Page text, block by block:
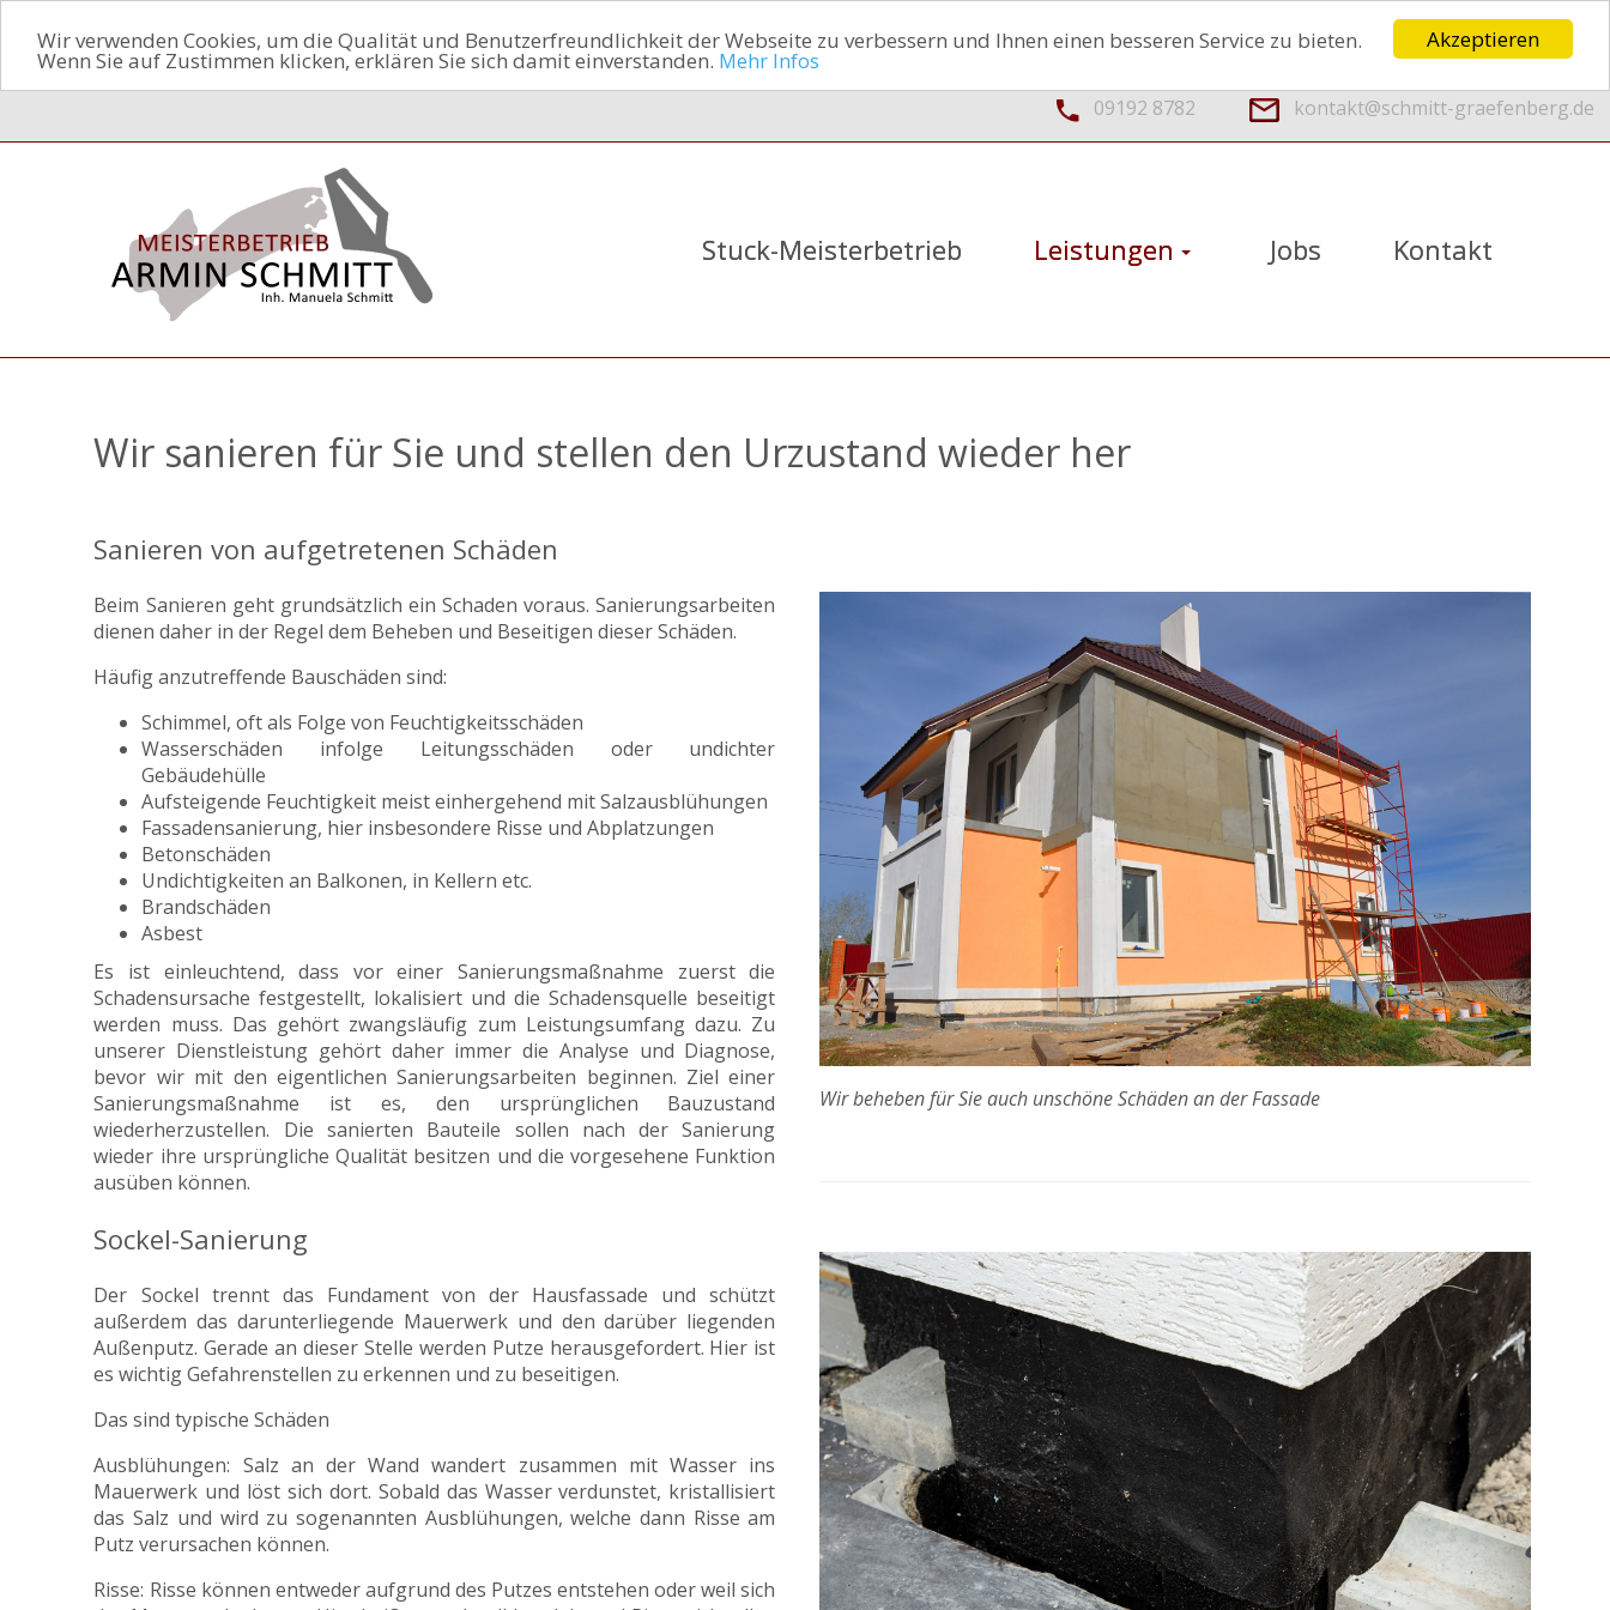
Akzeptieren
Wir verwenden Cookies, um die Qualität und Benutzerfreundlichkeit der Webseite zu verbessern und Ihnen einen besseren Service zu bieten.
Wenn Sie auf Zustimmen klicken, erklären Sie sich damit einverstanden. Mehr Infos
09192 8782
kontakt@schmitt-graefenberg.de
Stuck-Meisterbetrieb Leistungen Jobs Kontakt
Wir sanieren für Sie und stellen den Urzustand wieder her
Sanieren von aufgetretenen Schäden
Beim Sanieren geht grundsätzlich ein Schaden voraus. Sanierungsarbeiten
dienen daher in der Regel dem Beheben und Beseitigen dieser Schäden.
Häufig anzutreffende Bauschäden sind:
Schimmel, oft als Folge von Feuchtigkeitsschäden
Wasserschäden infolge Leitungsschäden oder undichter
Gebäudehülle
Aufsteigende Feuchtigkeit meist einhergehend mit Salzausblühungen
Fassadensanierung, hier insbesondere Risse und Abplatzungen
Betonschäden
Undichtigkeiten an Balkonen, in Kellern etc.
Brandschäden
Asbest
Es ist einleuchtend, dass vor einer Sanierungsmaßnahme zuerst die
Schadensursache festgestellt, lokalisiert und die Schadensquelle beseitigt
werden muss. Das gehört zwangsläufig zum Leistungsumfang dazu. Zu
unserer Dienstleistung gehört daher immer die Analyse und Diagnose,
bevor wir mit den eigentlichen Sanierungsarbeiten beginnen. Ziel einer
Sanierungsmaßnahme ist es, den ursprünglichen Bauzustand
wiederherzustellen. Die sanierten Bauteile sollen nach der Sanierung
wieder ihre ursprüngliche Qualität besitzen und die vorgesehene Funktion
ausüben können.
Sockel-Sanierung
Der Sockel trennt das Fundament von der Hausfassade und schützt
außerdem das darunterliegende Mauerwerk und den darüber liegenden
Außenputz. Gerade an dieser Stelle werden Putze herausgefordert. Hier ist
es wichtig Gefahrenstellen zu erkennen und zu beseitigen.
Das sind typische Schäden
Ausblühungen: Salz an der Wand wandert zusammen mit Wasser ins
Mauerwerk und löst sich dort. Sobald das Wasser verdunstet, kristallisiert
das Salz und wird zu sogenannten Ausblühungen, welche dann Risse am
Putz verursachen können.
Risse: Risse können entweder aufgrund des Putzes entstehen oder weil sich
Wir beheben für Sie auch unschöne Schäden an der Fassade